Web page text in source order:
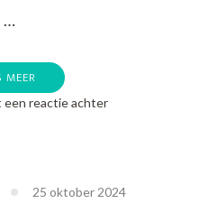
…
MEER
een reactie achterop
Betrokkenheid
25 oktober 2024